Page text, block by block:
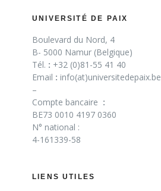
UNIVERSITÉ DE PAIX
Boulevard du Nord, 4
B- 5000 Namur (Belgique)
Tél. : +32 (0)81-55 41 40
Email : info(at)universitedepaix.be
–
Compte bancaire :
BE73 0010 4197 0360
N° national :
4-161339-58
LIENS UTILES